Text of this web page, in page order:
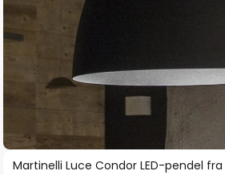
Gå
Martinelli Luce Condor LED-pendel fra